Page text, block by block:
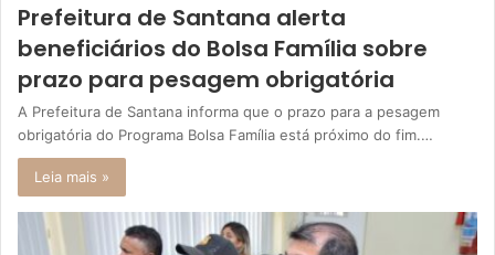
Prefeitura de Santana alerta
beneficiários do Bolsa Família sobre
prazo para pesagem obrigatória
A Prefeitura de Santana informa que o prazo para a pesagem
obrigatória do Programa Bolsa Família está próximo do fim.…
Leia mais »